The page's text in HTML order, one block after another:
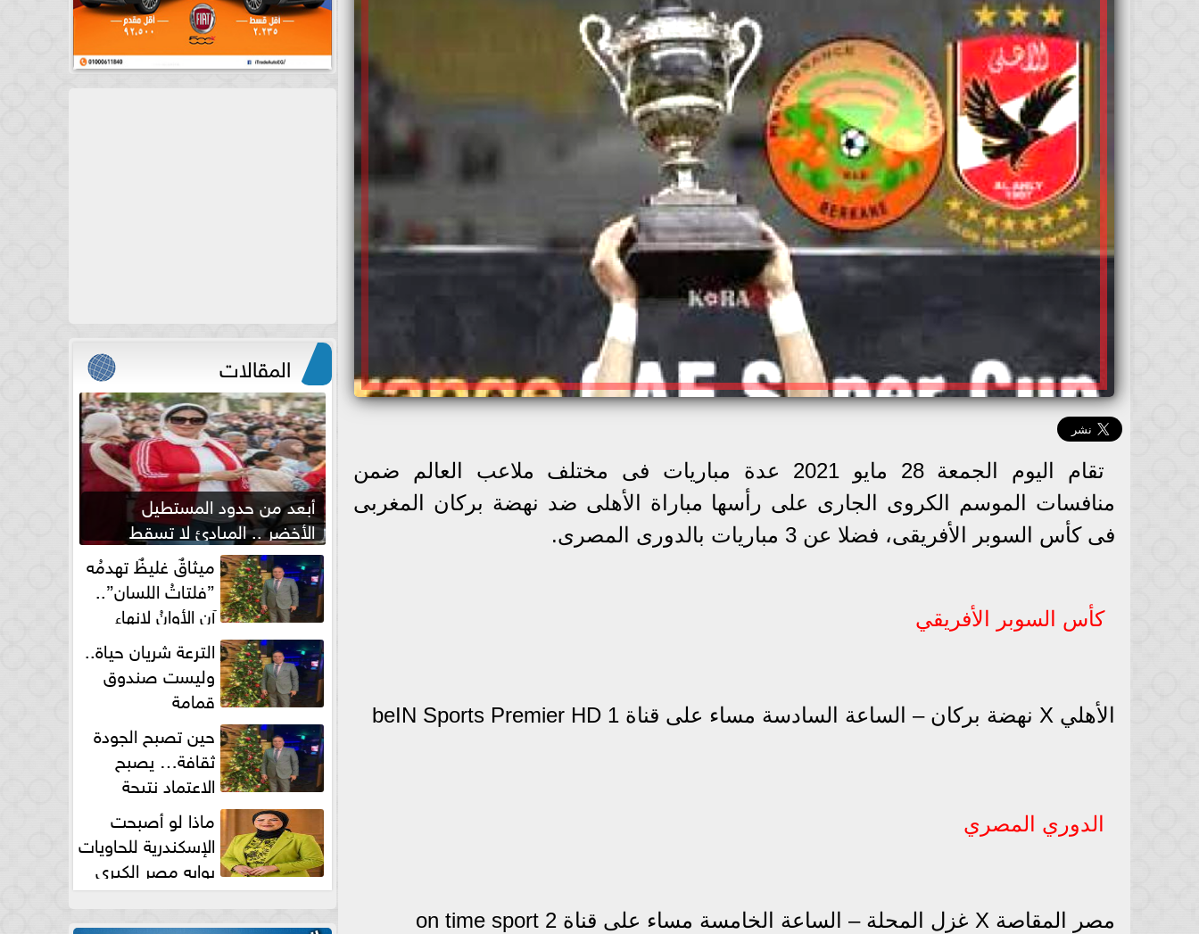
تقام اليوم الجمعة 28 مايو 2021 عدة مباريات فى مختلف ملاعب العالم ضمن
منافسات الموسم الكروى الجارى على رأسها مباراة الأهلى ضد نهضة بركان المغربى
فى كأس السوبر الأفريقى، فضلا عن 3 مباريات بالدورى المصرى.
كأس السوبر الأفريقي
الأهلي X نهضة بركان – الساعة السادسة مساء على قناة beIN Sports Premier HD 1
الدوري المصري
مصر المقاصة X غزل المحلة – الساعة الخامسة مساء على قناة on time sport 2
المقالات
أبعد من حدود المستطيل
الأخضر .. المبادئ لا تسقط
بصفارة الحكم ميثاقٌ غليظٌ تهدمُه
”فلتاتُ اللسان”..
آن الأوانُ لإنهاءِ
فوضى الطلاق الشفهي!الترعة شريان حياة..
وليست صندوق
قمامة
حين تصبح الجودة
ثقافة… يصبح
الاعتماد نتيجة
طبيعية
ماذا لو أصبحت
الإسكندرية للحاويات
بوابه مصر الكبري
للتجارة العالمية بقلم د...